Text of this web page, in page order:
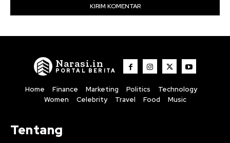
Narasi.in
PORTAL BERITA
Home Finance Marketing Politics
Technology
Women
Celebrity Travel Food Music
Tentang